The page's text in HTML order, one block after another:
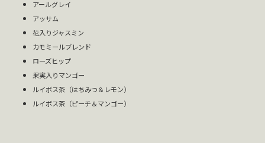
アールグレイ
アッサム
花入りジャスミン
カモミールブレンド
ローズヒップ
果実入りマンゴー
ルイボス茶（はちみつ＆レモン）
ルイボス茶（ピーチ＆マンゴー）